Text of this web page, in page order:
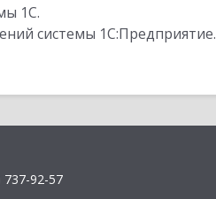
1С.
системы 1С:Предприятие.
737-92-57